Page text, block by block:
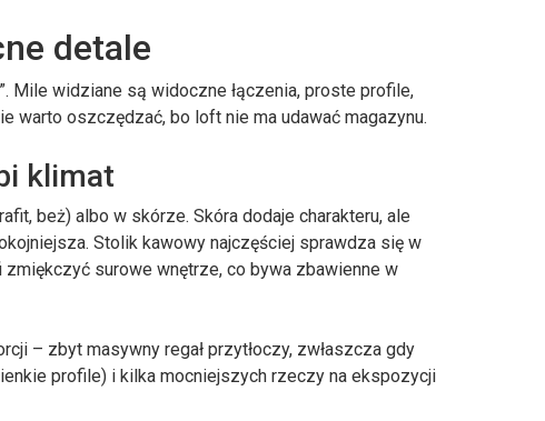
detale
Mile widziane są widoczne łączenia, proste profile,
warto oszczędzać, bo loft nie ma udawać magazynu.
klimat
beż) albo w skórze. Skóra dodaje charakteru, ale
Stolik kawowy najczęściej sprawdza się w
surowe wnętrze, co bywa zbawienne w
– zbyt masywny regał przytłoczy, zwłaszcza gdy
profile) i kilka mocniejszych rzeczy na ekspozycji